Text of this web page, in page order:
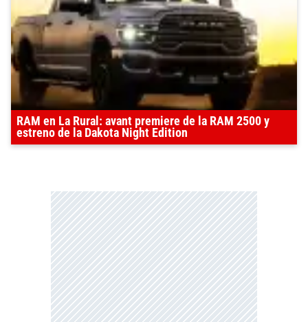
RAM en La Rural: avant premiere de la RAM 2500 y
estreno de la Dakota Night Edition